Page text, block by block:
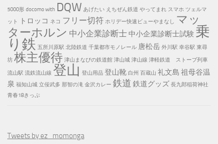
5000形 docomo with DQW あげたい えちぜん鉄道 やってまれ スマホ ツェルマ
ット
トロッコ ネコ フリー切符 ホリデー快速ビューやまなし マッ
ターホルン 中小企業診断士 中小企業診断士試験 乗
り鉄 五所川原駅 北陸鉄道 千葉都市モノレール 唐松岳 外川駅 幸谷駅 東尋
坊 株主優待 津山まなびの鉄道館 津山城 津山線 津軽鉄道 ストーブ列車
流山駅 流鉄流山線 登山 登山用品 登山靴 白州 百蔵山 礼文島 祖母谷温
泉 福知山城 立佞武多 那智の滝 金沢カレー 鉄道 鉄道グッズ 長九郎稲荷神社
青春18きっぷ
Tweets by ez_momonga